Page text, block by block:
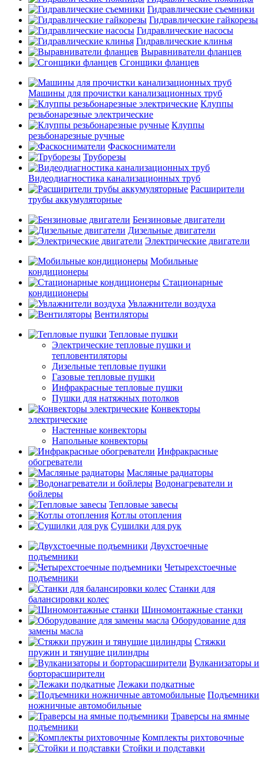
Гидравлические съемники
Гидравлические гайкорезы
Гидравлические насосы
Гидравлические клинья
Выравниватели фланцев
Сгонщики фланцев
Машины для прочистки канализационных труб
Клуппы
резьбонарезные электрические
Клуппы
резьбонарезные ручные
Фаскосниматели
Труборезы
Видеодиагностика канализационных труб
Расширители
трубы аккумуляторные
Бензиновые двигатели
Дизельные двигатели
Электрические двигатели
Мобильные
кондиционеры
Стационарные
кондиционеры
Увлажнители воздуха
Вентиляторы
Тепловые пушки
Электрические тепловые пушки и
тепловентиляторы
Дизельные тепловые пушки
Газовые тепловые пушки
Инфракрасные тепловые пушки
Пушки для натяжных потолков
Конвекторы
электрические
Настенные конвекторы
Напольные конвекторы
Инфракрасные
обогреватели
Масляные радиаторы
Водонагреватели и
бойлеры
Тепловые завесы
Котлы отопления
Сушилки для рук
Двухстоечные
подъемники
Четырехстоечные
подъемники
Станки для
балансировки колес
Шиномонтажные станки
Оборудование для
замены масла
Стяжки
пружин и тянущие цилиндры
Вулканизаторы и
борторасширители
Лежаки подкатные
Подъемники
ножничные автомобильные
Траверсы на ямные
подъемники
Комплекты рихтовочные
Стойки и подставки